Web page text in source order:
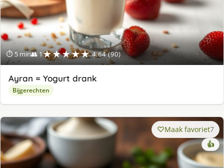
⏱ 5 min👥 1★★★★★ 4.64 (90)
Ayran = Yogurt drank
Bijgerechten
Maak favoriet7
👍